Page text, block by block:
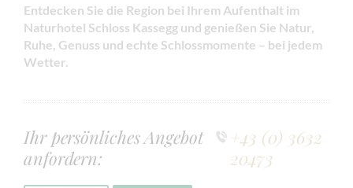
Entdecken Sie die Region bei Ihrem Aufenthalt im
Naturhotel Schloss Kassegg und genießen Sie Natur,
Ruhe, Genuss und echte Schlossmomente – bei jedem
Wetter.
Ihr persönliches Angebot
anfordern:
+43 (0) 3632
20473